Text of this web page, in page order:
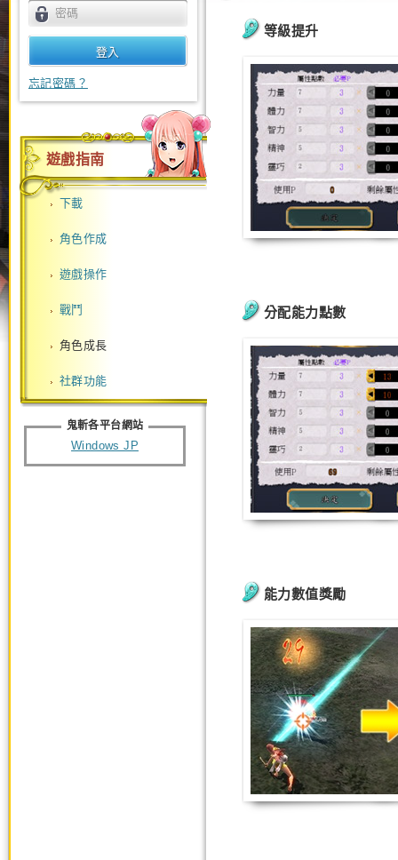
密碼
忘記密碼？
遊戲指南
下載
角色作成
遊戲操作
戰鬥
角色成長
社群功能
鬼斬各平台網站
Windows JP
等級提升
分配能力點數
能力數值獎勵